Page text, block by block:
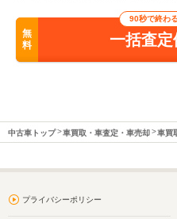
無
料
90秒で終わ
一括査定
中古車トップ 車買取・車査定・車売却 車買
プライバシーポリシー